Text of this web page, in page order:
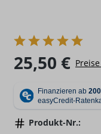
Regulärer Preis:
25,50 €
Produkt-Nr.: